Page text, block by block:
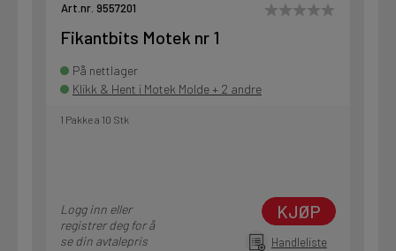
Art.nr. 9557201
Fikantbits Motek nr 1
På nettlager
Klikk & Hent i Motek Molde + 2 andre
1 Pakke a 10 Stk
Logg inn eller
registrer deg for å
se din avtalepris
KJØP
Handleliste